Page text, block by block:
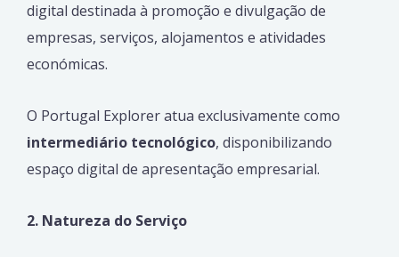
digital destinada à promoção e divulgação de
empresas, serviços, alojamentos e atividades
económicas.
O Portugal Explorer atua exclusivamente como
intermediário tecnológico, disponibilizando
espaço digital de apresentação empresarial.
2. Natureza do Serviço